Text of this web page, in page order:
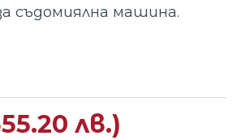
съдомиялна машина.
лв.)